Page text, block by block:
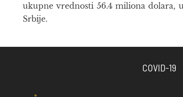
ukupne vrednosti 56.4 miliona dolara,
Srbije.
COVID-19